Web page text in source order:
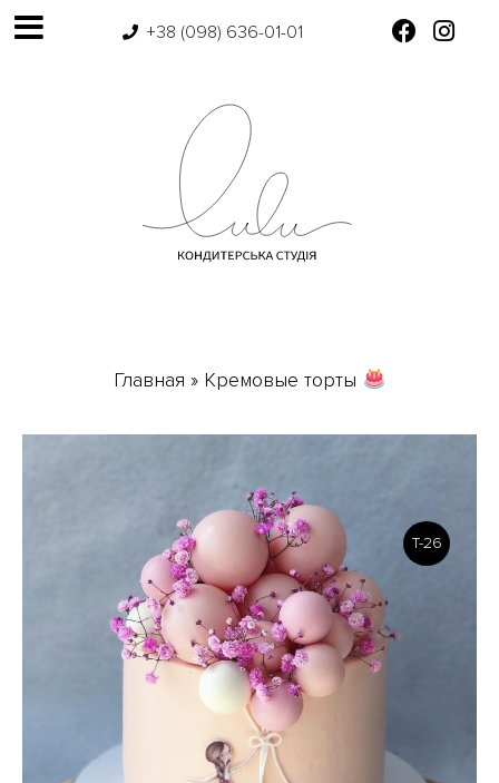
+38 (098) 636-01-01
Главная » Кремовые торты
Т-26